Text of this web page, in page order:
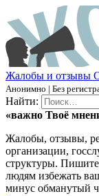
Жалобы и отзывы
Анонимно | Без
Найти:
«важно Твоё
Жалобы, отзывы,
организации,
структуры.
людям избежать
минус обманутый